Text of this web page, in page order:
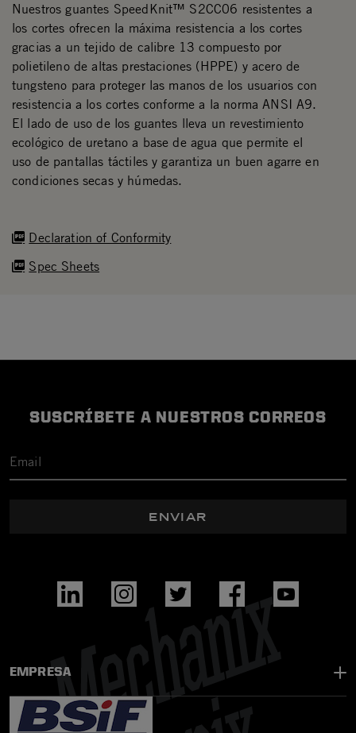
Declaration of Conformity
Spec Sheets
Nuestros guantes SpeedKnit™ S2CC06 resistentes a
los cortes ofrecen la máxima resistencia a los cortes
gracias a un tejido de calibre 13 compuesto por
polietileno de altas prestaciones (HPPE) y acero de
tungsteno para proteger las manos de los usuarios con
resistencia a los cortes conforme a la norma ANSI A9.
El lado de uso de los guantes lleva un revestimiento
ecológico de uretano a base de agua que permite el
uso de pantallas táctiles y garantiza un buen agarre en
condiciones secas y húmedas.
SUSCRÍBETE A NUESTROS CORREOS
ENVIAR
EMPRESA